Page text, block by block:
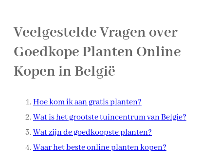
Veelgestelde Vragen over
Goedkope Planten Online
Kopen in België
Hoe kom ik aan gratis planten?
Wat is het grootste tuincentrum van Belgie?
Wat zijn de goedkoopste planten?
Waar het beste online planten kopen?